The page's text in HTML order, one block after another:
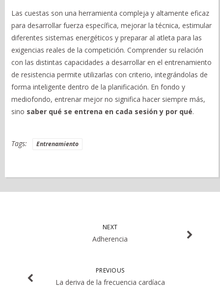
Las cuestas son una herramienta compleja y altamente eficaz
para desarrollar fuerza específica, mejorar la técnica, estimular
diferentes sistemas energéticos y preparar al atleta para las
exigencias reales de la competición. Comprender su relación
con las distintas capacidades a desarrollar en el entrenamiento
de resistencia permite utilizarlas con criterio, integrándolas de
forma inteligente dentro de la planificación. En fondo y
mediofondo, entrenar mejor no significa hacer siempre más,
sino saber qué se entrena en cada sesión y por qué.
Tags: Entrenamiento
NEXT
Adherencia
PREVIOUS
La deriva de la frecuencia cardíaca